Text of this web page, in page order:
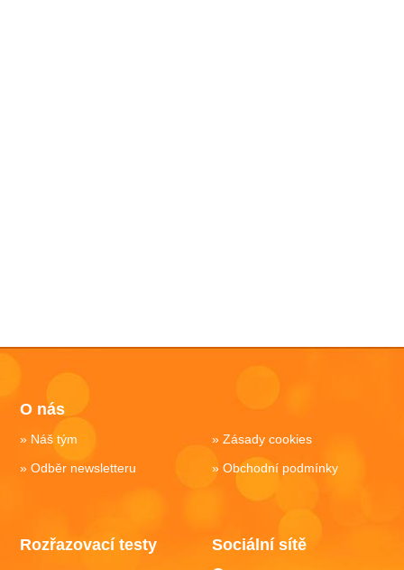
O nás
Náš tým
Odběr newsletteru
Zásady cookies
Obchodní podmínky
Rozřazovací testy Sociální sítě